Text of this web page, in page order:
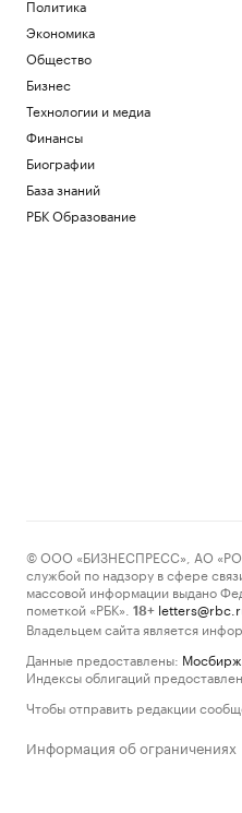
Политика
Экономика
Общество
Бизнес
Технологии и медиа
Финансы
Биографии
База знаний
РБК Образование
© ООО «БИЗНЕСПРЕСС», АО
службой по надзору в сфере
массовой информации выдано
пометкой «РБК».
18+
Владельцем сайта является
Данные предоставлены:
Индексы облигаций
Чтобы отправить редакции
Информация об ограничениях